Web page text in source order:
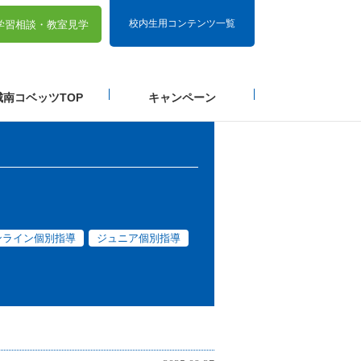
校内生用コンテンツ一覧
習相談・ 教室見学
南コベッツTOP キャンペーン
ライン個別指導
ジュニア個別指導